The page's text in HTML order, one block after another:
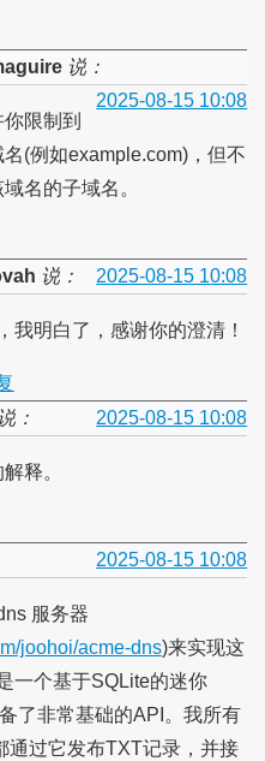
说：
2025-08-15 10:08
限制到
名(例如example.com)，但不
名的子域名。
说： 2025-08-15 10:08
我明白了，感谢你的澄清！
说： 2025-08-15 10:08
释。
2025-08-15 10:08
服务器
joohoi/acme-dns)来实现这
一个基于SQLite的迷你
了非常基础的API。我所有
通过它发布TXT记录，并接